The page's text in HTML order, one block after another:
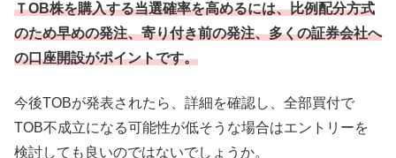
ＴOB株を購入する当選確率を高めるには、比例配分方式
のため早めの発注、寄り付き前の発注、多くの証券会社へ
の口座開設がポイントです。
今後TOBが発表されたら、詳細を確認し、全部買付で
TOB不成立になる可能性が低そうな場合はエントリーを
検討しても良いのではないでしょうか。